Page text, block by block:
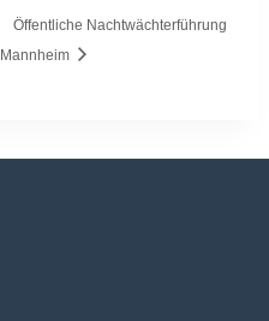
Öffentliche Nachtwächterführung
Mannheim